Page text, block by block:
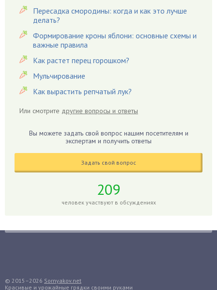
Вредители
Гардения
Гацания
Гвоздики
Георгины
Герань
Гиацинт
Гиппеаструм
Годжи
Голубика
Гуава
Пересадка смородины: когда и как это лучше
делать?
Формирование кроны яблони: основные схемы и
важные правила
Как растет перец горошком?
Мульчирование
Как вырастить репчатый лук?
Или смотрите другие вопросы и ответы
Вы можете задать свой вопрос нашим посетителям и
экспертам и получить ответы
Задать свой вопрос
209
человек участвуют в обсуждениях
© 2015–2026 Sornyakov.net
Красивые и урожайные грядки своими руками